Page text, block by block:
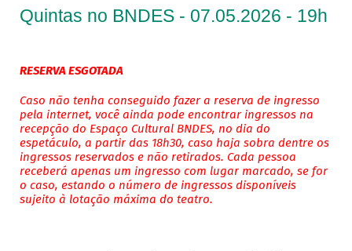
Quintas no BNDES - 07.05.2026 - 19h
RESERVA ESGOTADA
Caso não tenha conseguido fazer a reserva de ingresso
pela internet, você ainda pode encontrar ingressos na
recepção do Espaço Cultural BNDES, no dia do
espetáculo, a partir das 18h30, caso haja sobra dentre os
ingressos reservados e não retirados. Cada pessoa
receberá apenas um ingresso com lugar marcado, se for
o caso, estando o número de ingressos disponíveis
sujeito à lotação máxima do teatro.